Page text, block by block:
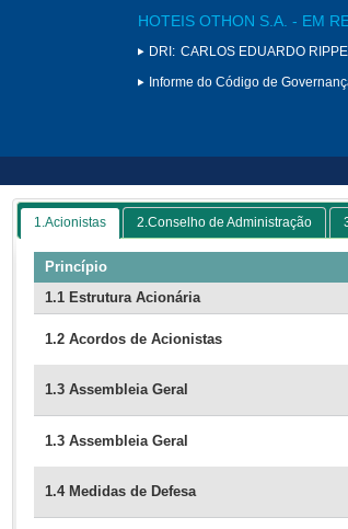
HOTEIS OTHON S.A. - EM
DRI: CARLOS EDUARDO
Informe do Código de